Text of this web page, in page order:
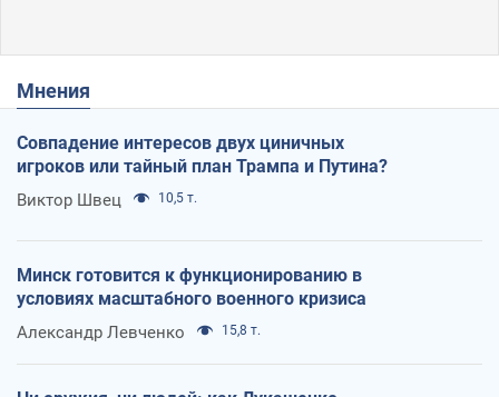
Мнения
Совпадение интересов двух циничных
игроков или тайный план Трампа и Путина?
Виктор Швец 10,5 т.
Минск готовится к функционированию в
условиях масштабного военного кризиса
Александр Левченко 15,8 т.